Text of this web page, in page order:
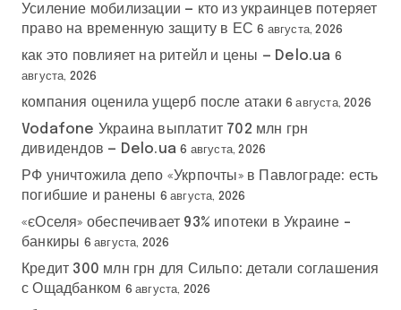
Усиление мобилизации — кто из украинцев потеряет
право на временную защиту в ЕС 6 августа, 2026
как это повлияет на ритейл и цены — Delo.ua 6
августа, 2026
компания оценила ущерб после атаки 6 августа, 2026
Vodafone Украина выплатит 702 млн грн
дивидендов — Delo.ua 6 августа, 2026
РФ уничтожила депо «Укрпочты» в Павлограде: есть
погибшие и ранены 6 августа, 2026
«єОселя» обеспечивает 93% ипотеки в Украине –
банкиры 6 августа, 2026
Кредит 300 млн грн для Сильпо: детали соглашения
с Ощадбанком 6 августа, 2026